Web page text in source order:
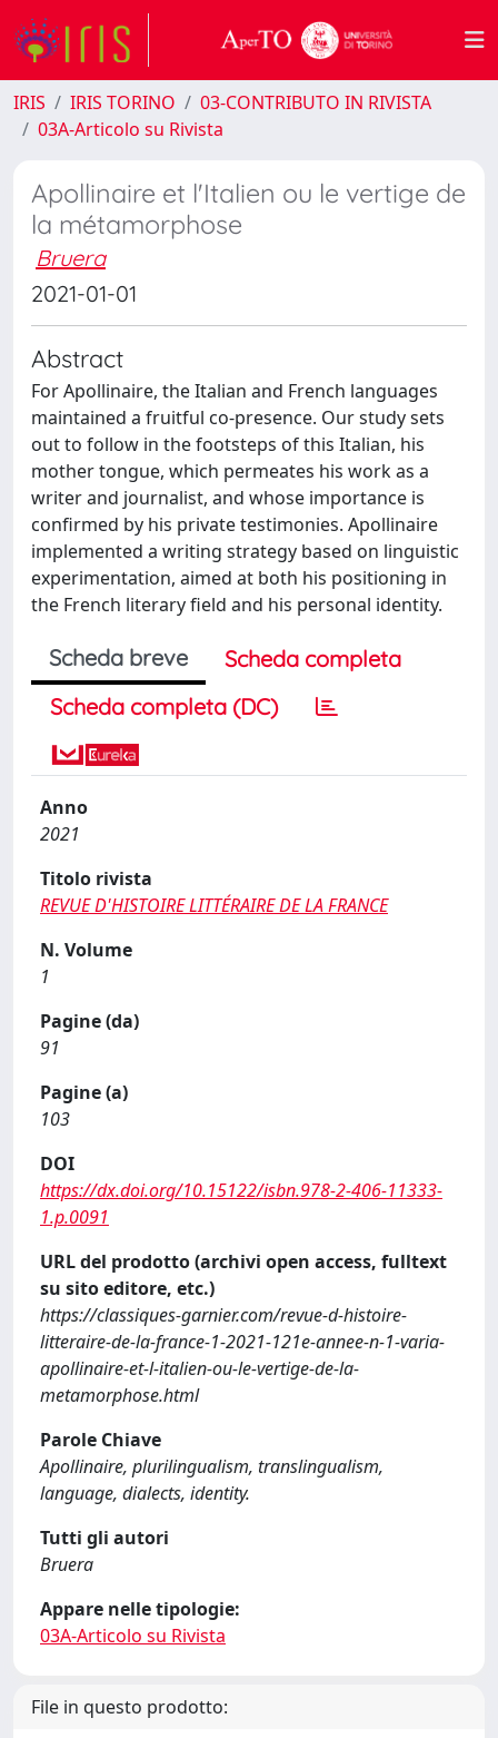
IRIS IRIS TORINO
03-CONTRIBUTO IN RIVISTA
03A-Articolo su Rivista
Apollinaire et l'Italien ou le vertige de
la métamorphose
Bruera
2021-01-01
Abstract
For Apollinaire, the Italian and French languages
maintained a fruitful co-presence. Our study sets
out to follow in the footsteps of this Italian, his
mother tongue, which permeates his work as a
writer and journalist, and whose importance is
confirmed by his private testimonies. Apollinaire
implemented a writing strategy based on linguistic
experimentation, aimed at both his positioning in
the French literary field and his personal identity.
Scheda breve
Scheda completa
Scheda completa (DC)
Anno
2021
Titolo rivista
REVUE D'HISTOIRE LITTÉRAIRE DE LA FRANCE
N. Volume
1
Pagine (da)
91
Pagine (a)
103
DOI
https://dx.doi.org/10.15122/isbn.978-2-406-11333-
1.p.0091
URL del prodotto (archivi open access, fulltext
su sito editore, etc.)
https://classiques-garnier.com/revue-d-histoire-
litteraire-de-la-france-1-2021-121e-annee-n-1-varia-
apollinaire-et-l-italien-ou-le-vertige-de-la-
metamorphose.html
Parole Chiave
Apollinaire, plurilingualism, translingualism,
language, dialects, identity.
Tutti gli autori
Bruera
Appare nelle tipologie:
03A-Articolo su Rivista
File in questo prodotto: